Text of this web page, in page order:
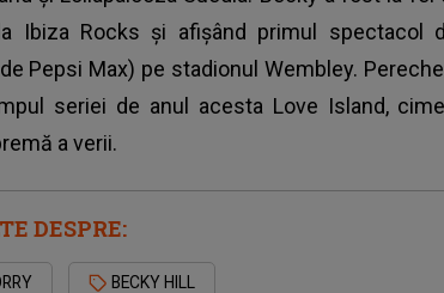
Ibiza Rocks și afișând primul spectacol
Pepsi Max) pe stadionul Wembley.
seriei de anul acesta Love Island,
a verii.
DESPRE:
BECKY HILL